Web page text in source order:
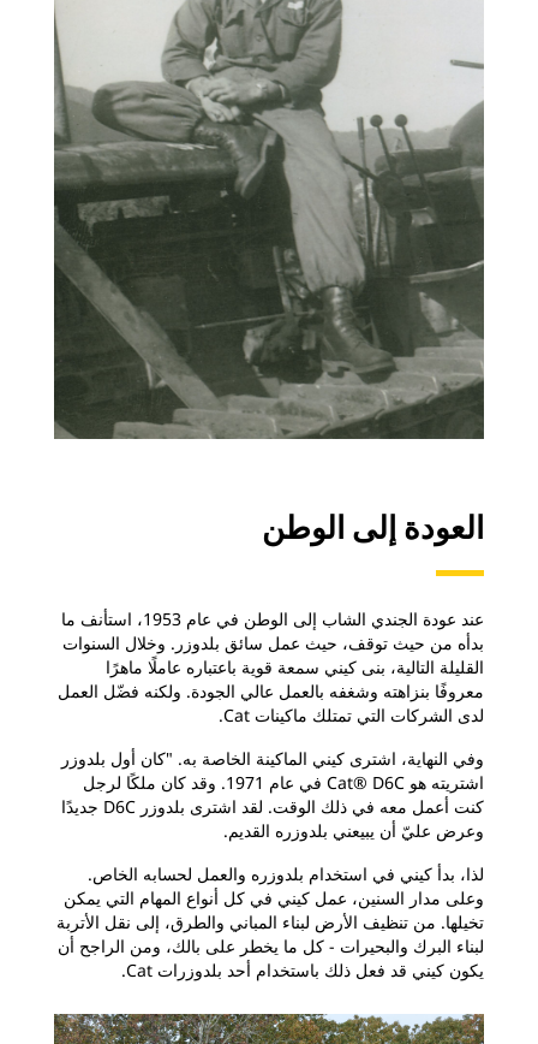
العودة إلى الوطن
عند عودة الجندي الشاب إلى الوطن في عام 1953، استأنف ما
بدأه من حيث توقف، حيث عمل سائق بلدوزر. وخلال السنوات
القليلة التالية، بنى كيني سمعة قوية باعتباره عاملًا ماهرًا
معروفًا بنزاهته وشغفه بالعمل عالي الجودة. ولكنه فضّل العمل
لدى الشركات التي تمتلك ماكينات Cat.
وفي النهاية، اشترى كيني الماكينة الخاصة به. "كان أول بلدوزر
اشتريته هو Cat® D6C في عام 1971. وقد كان ملكًا لرجل
كنت أعمل معه في ذلك الوقت. لقد اشترى بلدوزر D6C جديدًا
وعرض عليّ أن يبيعني بلدوزره القديم.
لذا، بدأ كيني في استخدام بلدوزره والعمل لحسابه الخاص.
وعلى مدار السنين، عمل كيني في كل أنواع المهام التي يمكن
تخيلها. من تنظيف الأرض لبناء المباني والطرق، إلى نقل الأتربة
لبناء البرك والبحيرات - كل ما يخطر على بالك، ومن الراجح أن
يكون كيني قد فعل ذلك باستخدام أحد بلدوزرات Cat.